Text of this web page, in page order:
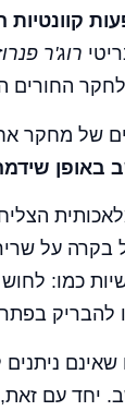
רוג'ר
של מחקר
בקרה על
כמו:
שאינם
יחד עם